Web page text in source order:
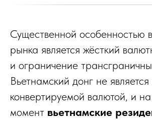
Существенной особенностью
рынка является жёсткий
и ограничение
Вьетнамский донг не
конвертируемой валютой, и
момент вьетнамские